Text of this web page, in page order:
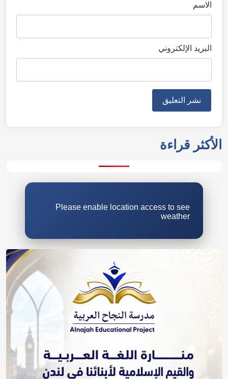
الاسم
البريد الإلكتروني
الأكثر قراءة
Please enable location access to see
weather